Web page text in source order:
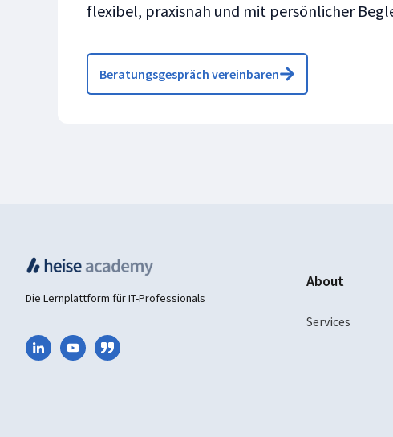
flexibel, praxisnah und mit persönlicher
Beratungsgespräch vereinbaren
Die Lernplattform für IT-Professionals
About
Services